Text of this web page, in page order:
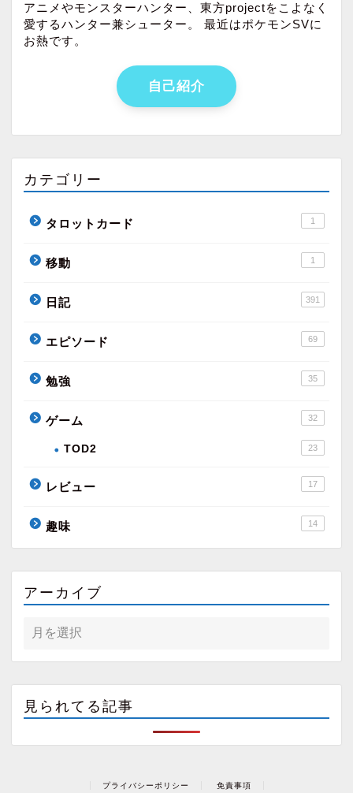
アニメやモンスターハンター、東方projectをこよなく
愛するハンター兼シューター。 最近はポケモンSVに
お熱です。
自己紹介
カテゴリー
タロットカード 1
移動 1
日記 391
エピソード 69
勉強 35
ゲーム 32
TOD2 23
レビュー 17
趣味 14
アーカイブ
見られてる記事
プライバシーポリシー 免責事項